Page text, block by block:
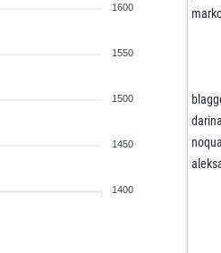
1600
1550
1500
1450
1400
darina